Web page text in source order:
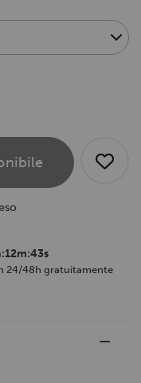
24/48h gratuitamente